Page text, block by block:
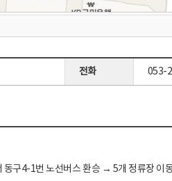
전화 053-
4-1번 노선버스 환승 → 5개 정류장 이